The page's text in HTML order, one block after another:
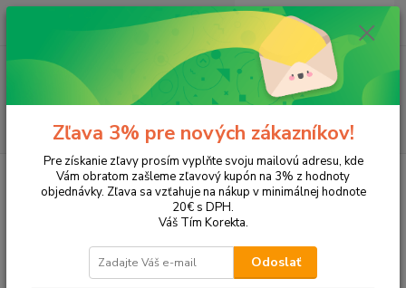
Hľadať
ks
za 0,00 EUR
Tonery a náplne do tlačiarní SAMSUNG SCX-4200
Upresniť parametre
Zľava 3% pre nových zákazníkov!
Pre získanie zľavy prosím vyplňte svoju mailovú adresu, kde
Vám obratom zašleme zľavový kupón na 3% z hodnoty
objednávky. Zľava sa vzťahuje na nákup v minimálnej hodnote
20€ s DPH.
Váš Tím Korekta.
Odoslať